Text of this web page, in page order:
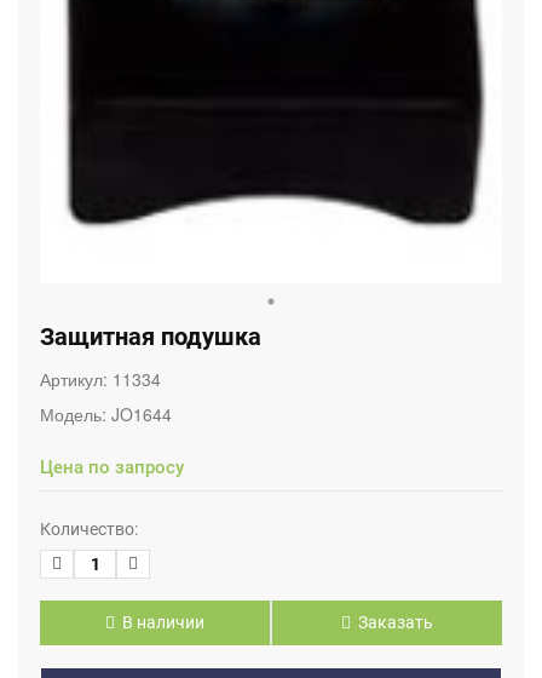
Защитная подушка
Артикул: 11334
Модель: JO1644
Цена по запросу
Количество:
В наличии Заказать